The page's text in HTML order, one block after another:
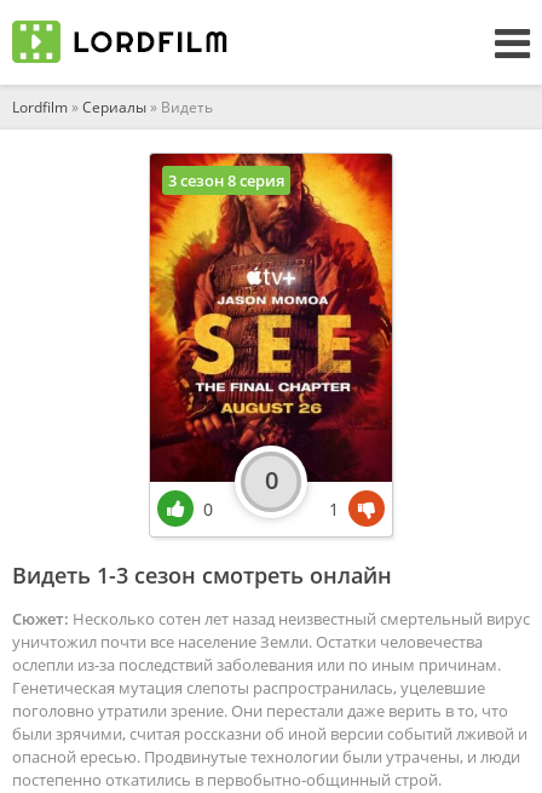
Lordfilm»Сериалы» Видеть
Видеть 1-3 сезон смотреть онлайн
Сюжет: Несколько сотен лет назад неизвестный смертельный вирус
уничтожил почти все население Земли. Остатки человечества
ослепли из-за последствий заболевания или по иным причинам.
Генетическая мутация слепоты распространилась, уцелевшие
поголовно утратили зрение. Они перестали даже верить в то, что
были зрячими, считая россказни об иной версии событий лживой и
опасной ересью. Продвинутые технологии были утрачены, и люди
постепенно откатились в первобытно-общинный строй.
3 сезон 8 серия
0
0
1